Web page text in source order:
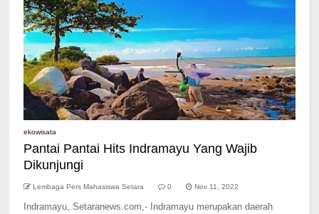
ekowisata
Pantai Pantai Hits Indramayu Yang Wajib
Dikunjungi
Lembaga Pers Mahasiswa Setara 0 Nov 11, 2022
Indramayu, Setaranews.com,- Indramayu merupakan daerah